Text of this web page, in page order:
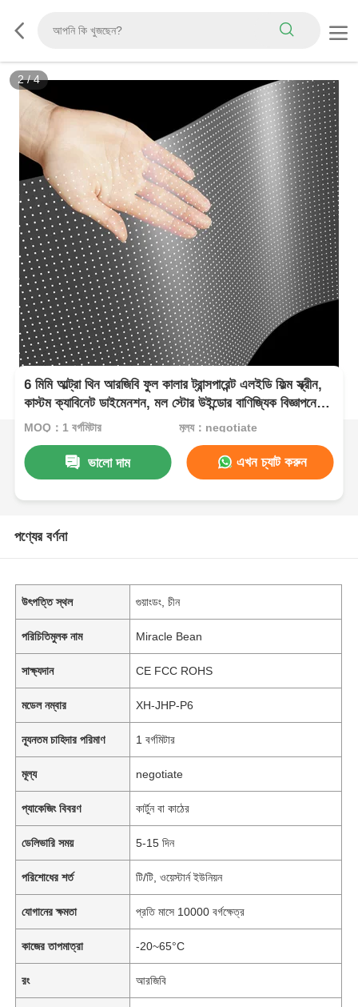
2/4
6 মিমি আল্ট্রা থিন আরজিবি ফুল কালার ট্রান্সপারেন্ট এলইডি ফিল্ম স্ক্রীন,
কাস্টম ক্যাবিনেট ডাইমেনশন, মল স্টোর উইন্ডোর বাণিজ্যিক বিজ্ঞাপনের
জন্য উচ্চ স্বচ্ছতা নমনীয় এলইডি ফিল্ম
MOQ：1 বর্গমিটার মূল্য：negotiate
ভালো দাম এখন চ্যাট করুন
পণ্যের বর্ণনা
উৎপত্তি স্থল গুয়াংডং, চীন
পরিচিতিমুলক নাম Miracle Bean
সাক্ষ্যদান CE FCC ROHS
মডেল নম্বার XH-JHP-P6
ন্যূনতম চাহিদার পরিমাণ 1 বর্গমিটার
মূল্য negotiate
প্যাকেজিং বিবরণ কার্টুন বা কাঠের
ডেলিভারি সময় 5-15 দিন
পরিশোধের শর্ত টি/টি, ওয়েস্টার্ন ইউনিয়ন
যোগানের ক্ষমতা প্রতি মাসে 10000 বর্গক্ষেত্র
কাজের তাপমাত্রা -20~65°C
রং আরজিবি